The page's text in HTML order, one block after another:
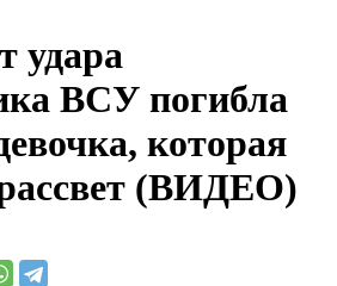
удара
ВСУ погибла
которая
(ВИДЕО)